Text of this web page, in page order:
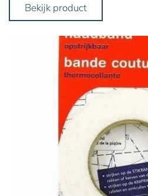
Bekijk product